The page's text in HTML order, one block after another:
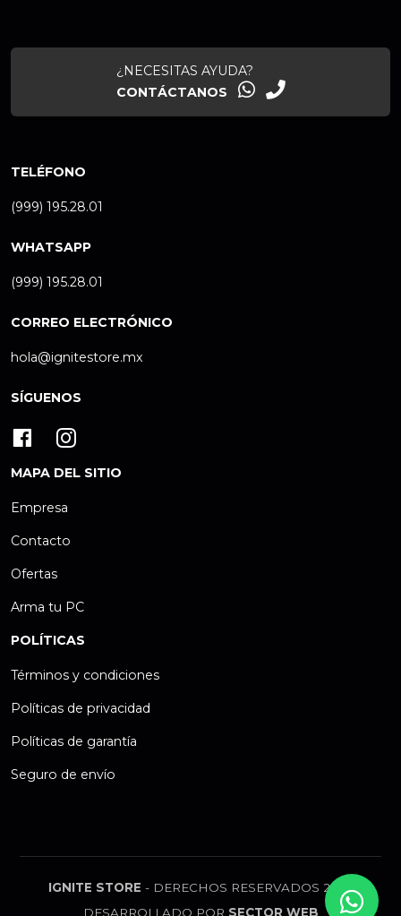
¿NECESITAS AYUDA?
CONTÁCTANOS
TELÉFONO
(999) 195.28.01
WHATSAPP
(999) 195.28.01
CORREO ELECTRÓNICO
hola@ignitestore.mx
SÍGUENOS
MAPA DEL SITIO
Empresa
Contacto
Ofertas
Arma tu PC
POLÍTICAS
Términos y condiciones
Políticas de privacidad
Políticas de garantía
Seguro de envío
IGNITE STORE - DERECHOS RESERVADOS 2026
DESARROLLADO POR SECTOR WEB